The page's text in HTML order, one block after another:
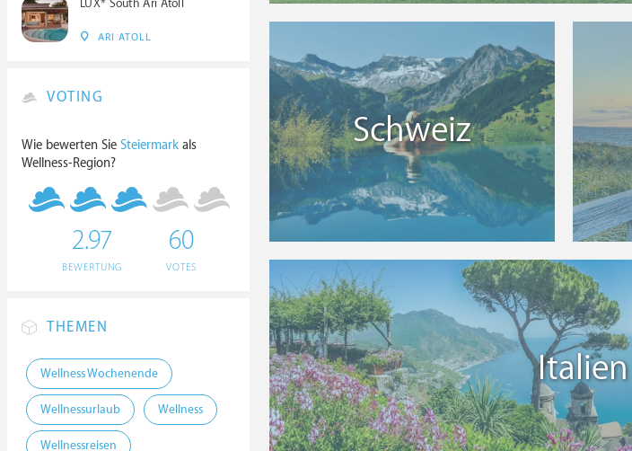
Schweiz
Italien
LUX* South Ari Atoll
ARI ATOLL
VOTING
Wie bewerten Sie Steiermark als
Wellness-Region?
2.97
BEWERTUNG
60
VOTES
THEMEN
Wellness Wochenende
Wellnessurlaub Wellness
Wellnessreisen